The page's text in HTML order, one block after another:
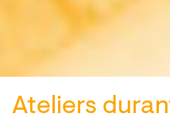
Ateliers